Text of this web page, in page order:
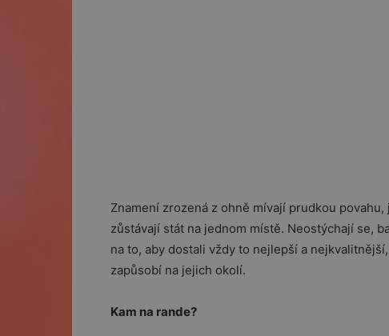
Znamení zrozená z ohně mívají prudkou
zůstávají stát na jednom místě. Neostýchají se,
na to, aby dostali vždy to nejlepší a
zapůsobí na jejich okolí.
Kam na rande?